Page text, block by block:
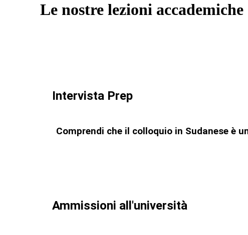
Le nostre lezioni
Intervista Prep
Comprendi che il colloquio in Sudanese è
Ammissioni all'università